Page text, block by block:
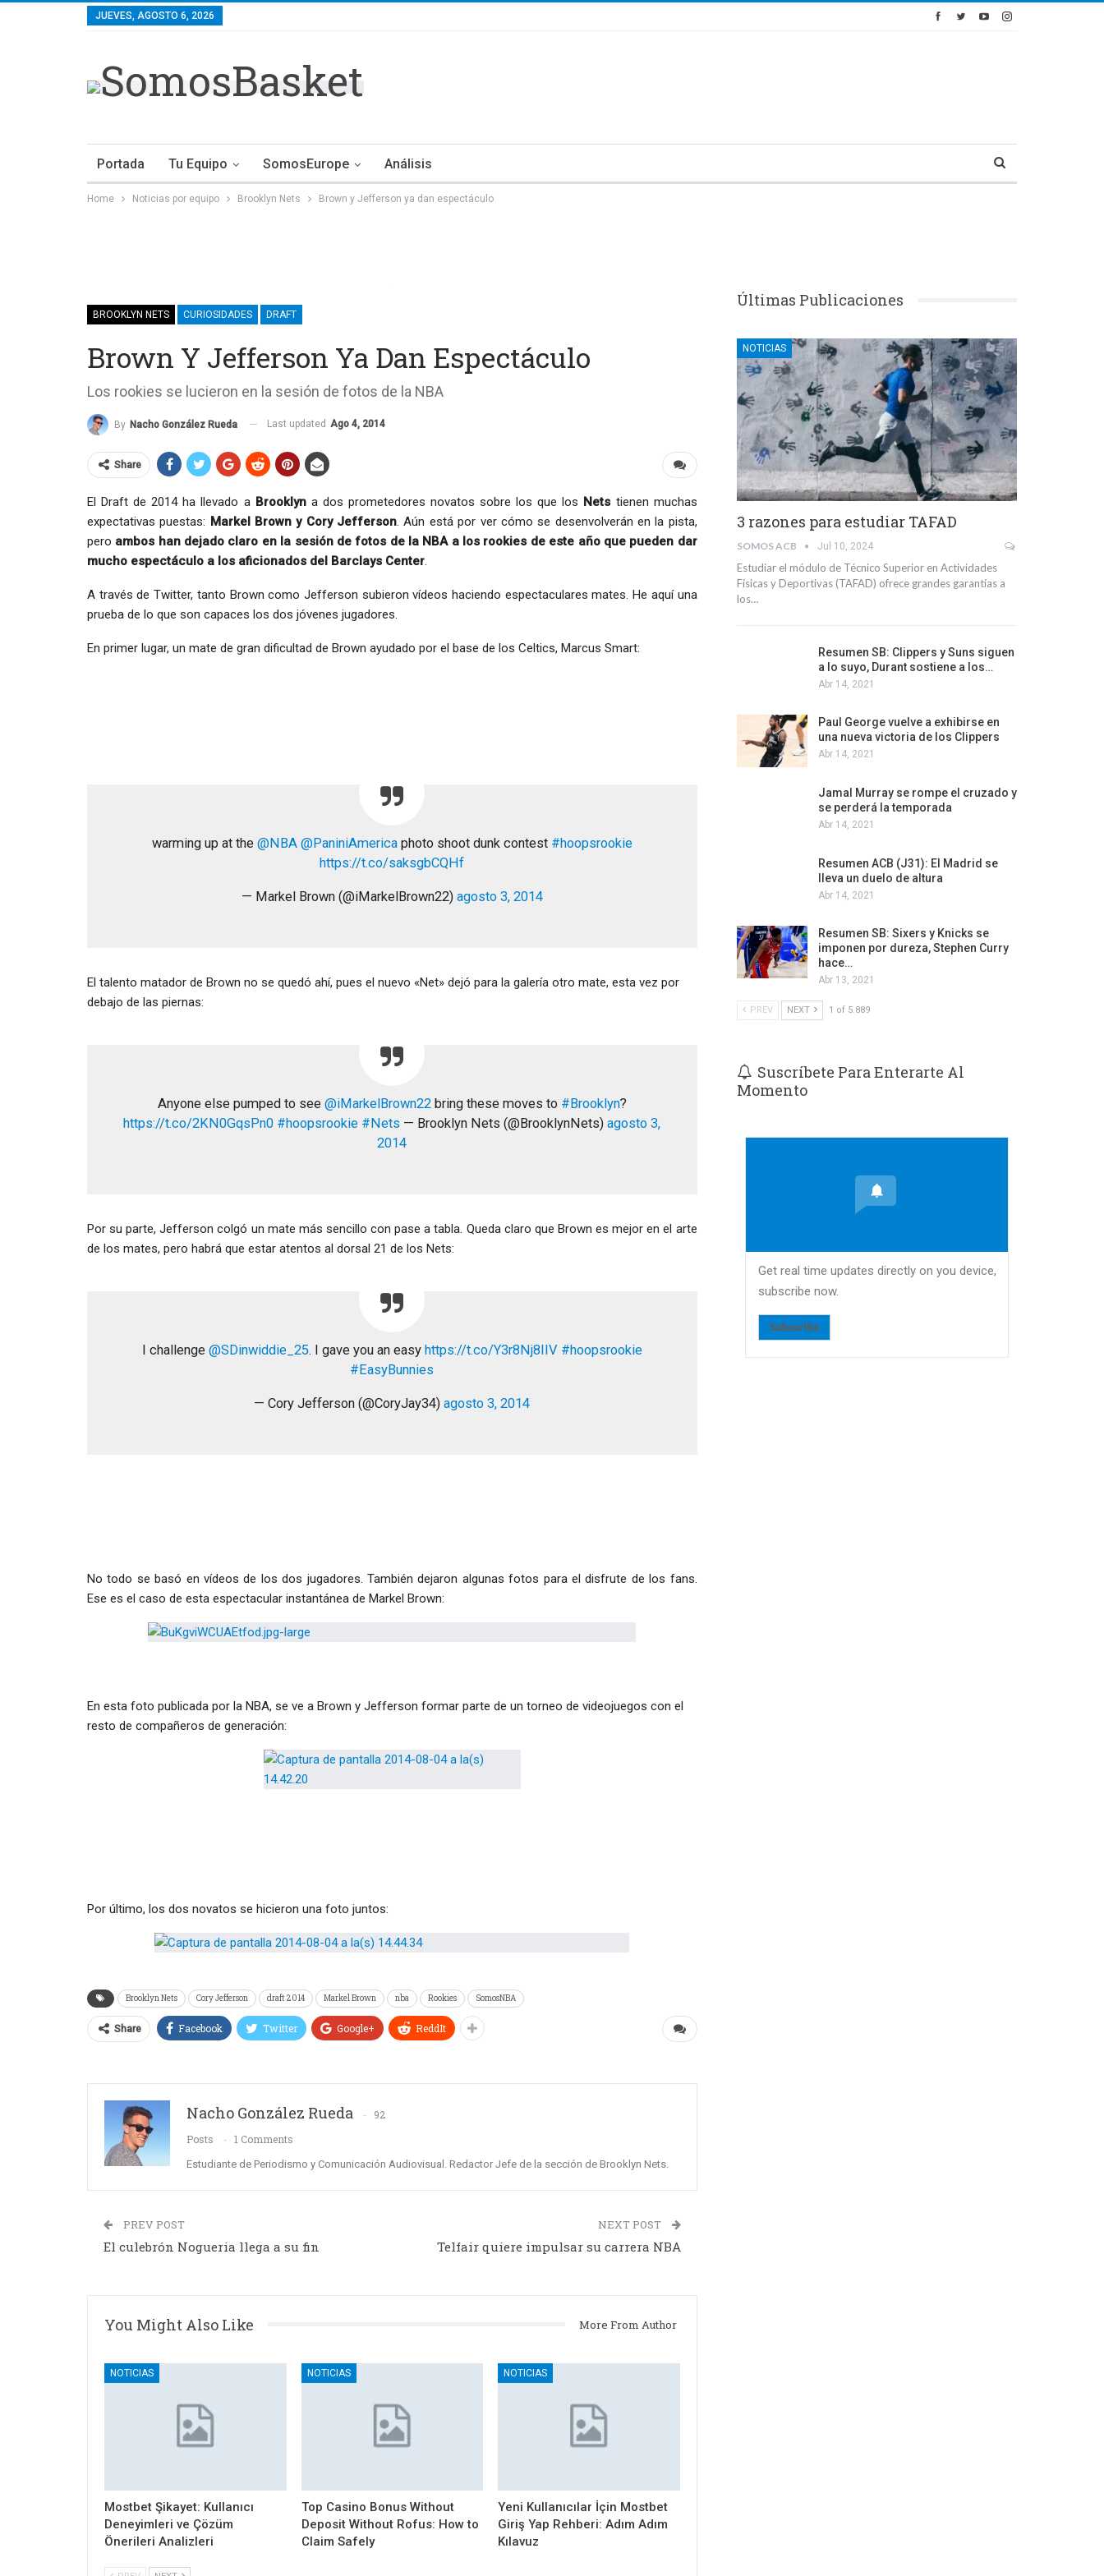
JUEVES, AGOSTO 6, 2026
Portada Tu Equipo SomosEurope Análisis
Home Noticias por equipo Brooklyn Nets Brown y Jefferson ya dan espectáculo
BROOKLYN NETS CURIOSIDADES DRAFT
Brown Y Jefferson Ya Dan Espectáculo
Los rookies se lucieron en la sesión de fotos de la NBA
By Nacho González Rueda Last updated Ago 4, 2014
Share
El Draft de 2014 ha llevado a Brooklyna dos prometedores novatos sobre los que los Nets tienen muchas
expectativas puestas: Markel Brown y Cory Jefferson. Aún está por ver cómo se desenvolverán en la pista,
pero ambos han dejado claro en la sesión de fotos de la NBA a los rookies de este año que pueden dar
mucho espectáculo a los aficionados del Barclays Center.
A través de Twitter, tanto Brown como Jefferson subieron vídeos haciendo espectaculares mates. He aquí una
prueba de lo que son capaces los dos jóvenes jugadores.
En primer lugar, un mate de gran dificultad de Brown ayudado por el base de los Celtics, Marcus Smart:
warming up at the @NBA @PaniniAmericaphoto shoot dunk contest #hoopsrookie
https://t.co/saksgbCQHf
— Markel Brown (@iMarkelBrown22) agosto 3, 2014
El talento matador de Brown no se quedó ahí, pues el nuevo «Net» dejó para la galería otro mate, esta vez por
debajo de las piernas:
Anyone else pumped to see @iMarkelBrown22bring these moves to #Brooklyn?
https://t.co/2KN0GqsPn0 #hoopsrookie #Nets — Brooklyn Nets (@BrooklynNets)agosto 3,
2014
Por su parte, Jefferson colgó un mate más sencillo con pase a tabla. Queda claro que Brown es mejor en el arte
de los mates, pero habrá que estar atentos al dorsal 21 de los Nets:
I challenge @SDinwiddie_25. I gave you an easy https://t.co/Y3r8Nj8IIV #hoopsrookie
#EasyBunnies
— Cory Jefferson (@CoryJay34)agosto 3, 2014
No todo se basó en vídeos de los dos jugadores. También dejaron algunas fotos para el disfrute de los fans.
Ese es el caso de esta espectacular instantánea de Markel Brown:
En esta foto publicada por la NBA, se ve a Brown y Jefferson formar parte de un torneo de videojuegos con el
resto de compañeros de generación:
Por último, los dos novatos se hicieron una foto juntos:
Brooklyn Nets Cory Jefferson draft 2014 Markel Brown nba Rookies SomosNBA
Share Facebook Twitter Google+ ReddIt
Nacho González Rueda
92
Posts
1 Comments
Estudiante de Periodismo y Comunicación Audiovisual. Redactor Jefe de la sección de Brooklyn Nets.
PREV POST
El culebrón Nogueria llega a su fin
NEXT POST
Telfair quiere impulsar su carrera NBA
You Might Also Like More From Author
NOTICIAS
Mostbet Şikayet: Kullanıcı
Deneyimleri ve Çözüm
Önerileri Analizleri
NOTICIAS
Top Casino Bonus Without
Deposit Without Rofus: How to
Claim Safely
NOTICIAS
Yeni Kullanıcılar İçin Mostbet
Giriş Yap Rehberi: Adım Adım
Kılavuz
Últimas Publicaciones
NOTICIAS
3 razones para estudiar TAFAD
SOMOS ACB Jul 10, 2024
Estudiar el módulo de Técnico Superior en Actividades
Físicas y Deportivas (TAFAD) ofrece grandes garantías a
los…
Resumen SB: Clippers y Suns siguen
a lo suyo, Durant sostiene a los…
Abr 14, 2021
Paul George vuelve a exhibirse en
una nueva victoria de los Clippers
Abr 14, 2021
Jamal Murray se rompe el cruzado y
se perderá la temporada
Abr 14, 2021
Resumen ACB (J31): El Madrid se
lleva un duelo de altura
Abr 14, 2021
Resumen SB: Sixers y Knicks se
imponen por dureza, Stephen Curry
hace…
Abr 13, 2021
PREV NEXT 1 of 5.889
Suscríbete Para Enterarte Al
Momento
Get real time updates directly on you device,
subscribe now.
Subscribe